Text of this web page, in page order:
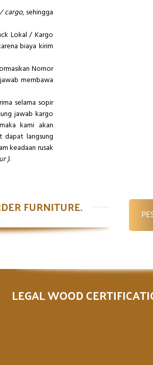
cargo, sehingga
Lokal / Kargo
biaya kirim
Nomor
membawa
selama sopir
jawab kargo
kami akan
dapat langsung
keadaan rusak
).
FURNITURE.
LEGAL WOOD